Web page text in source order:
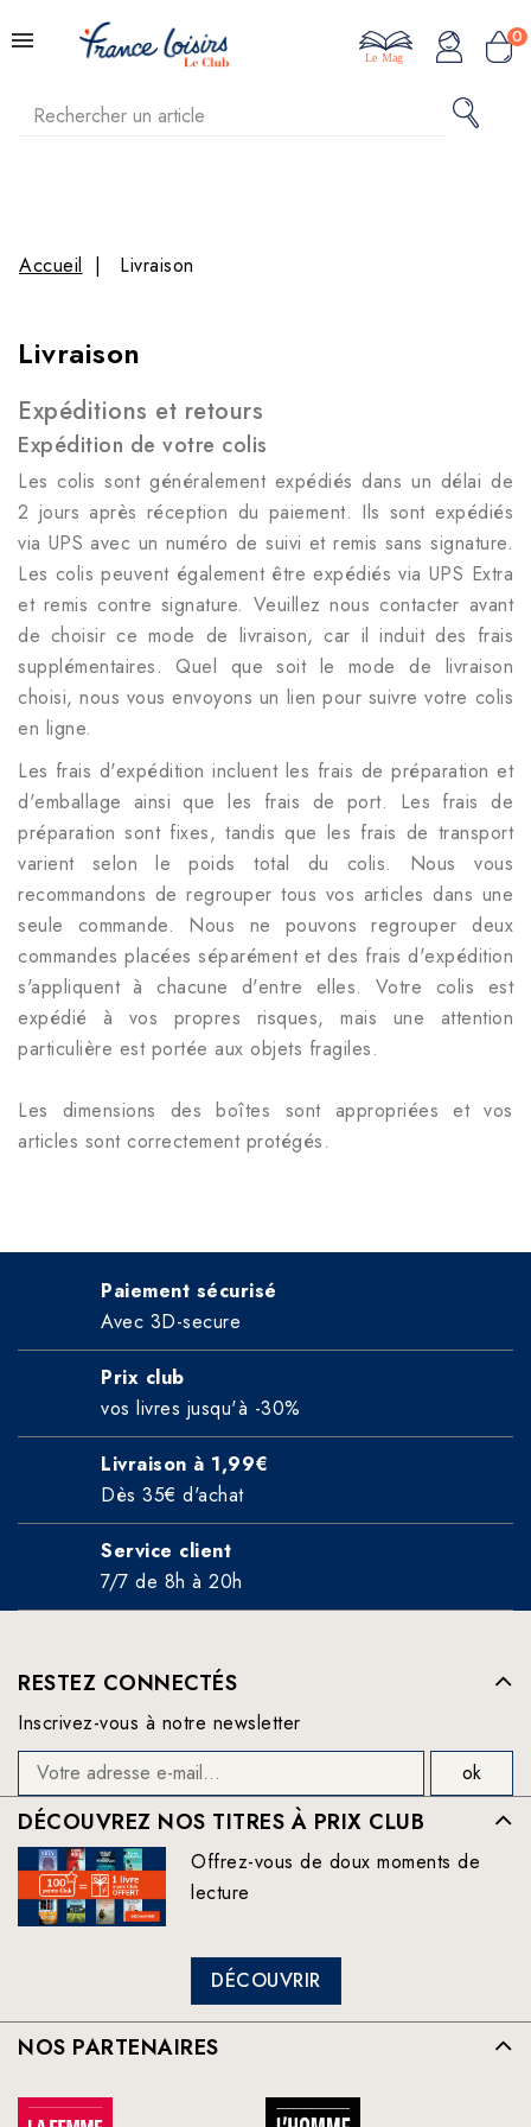
0
Le Mag
Accueil Livraison
Livraison
Expéditions et retours
Expédition de votre colis
Les colis sont généralement expédiés dans un délai de
2 jours après réception du paiement. Ils sont expédiés
via UPS avec un numéro de suivi et remis sans signature.
Les colis peuvent également être expédiés via UPS Extra
et remis contre signature. Veuillez nous contacter avant
de choisir ce mode de livraison, car il induit des frais
supplémentaires. Quel que soit le mode de livraison
choisi, nous vous envoyons un lien pour suivre votre colis
en ligne.
Les frais d'expédition incluent les frais de préparation et
d'emballage ainsi que les frais de port. Les frais de
préparation sont fixes, tandis que les frais de transport
varient selon le poids total du colis. Nous vous
recommandons de regrouper tous vos articles dans une
seule commande. Nous ne pouvons regrouper deux
commandes placées séparément et des frais d'expédition
s'appliquent à chacune d'entre elles. Votre colis est
expédié à vos propres risques, mais une attention
particulière est portée aux objets fragiles.
Les dimensions des boîtes sont appropriées et vos
articles sont correctement protégés.
Paiement sécurisé
Avec 3D-secure
Prix club
vos livres jusqu'à -30%
Livraison à 1,99€
Dès 35€ d'achat
Service client
7/7 de 8h à 20h
RESTEZ CONNECTÉS
Inscrivez-vous à notre newsletter
DÉCOUVREZ NOS TITRES À PRIX CLUB
Offrez-vous de doux moments de
lecture
DÉCOUVRIR
NOS PARTENAIRES